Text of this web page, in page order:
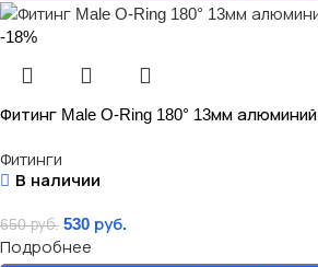
-18%
Фитинг Male O-Ring 180° 13мм алюминий
Фитинги
В наличии
650руб. 530 руб.
Подробнее